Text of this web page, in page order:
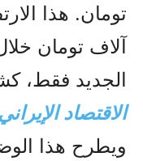
آلاف تومان
الجديد فقط،
الاقتصاد
ويطرح هذا